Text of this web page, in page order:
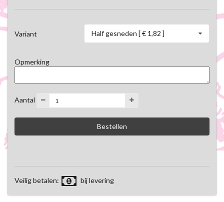
Variant Half gesneden [ € 1,82 ]
Opmerking
Aantal
Veilig betalen: bij levering